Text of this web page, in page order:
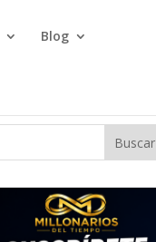
Blog
Buscar